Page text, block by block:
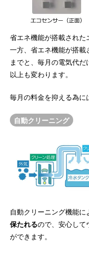
省エネ機能が搭載された
一方、省エネ機能が搭
までと、毎月の電気代
以上も変わります。
毎月の料金を抑える為に
自動クリーニング
自動クリーニング機能に
保たれるので、安心して
ができます。